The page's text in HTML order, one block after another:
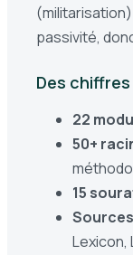
passivité,
Des
22
50+
15
Lexicon,